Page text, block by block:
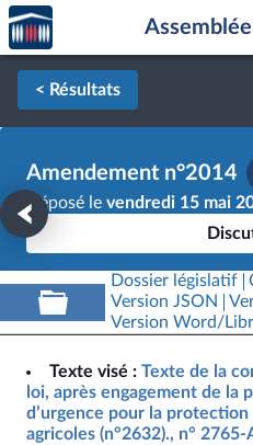
Aller au contenu
Aller en bas de la page
Accèder
à la
page
d'accueil
< Résultats
Amendement n°2014
Déposé le vendredi 15 mai
Dossier législatif
Version JSON
Version Word/
Texte visé : Texte de la
loi, après engagement de la
d’urgence pour la
agricoles (n°2632)., n° 2765-